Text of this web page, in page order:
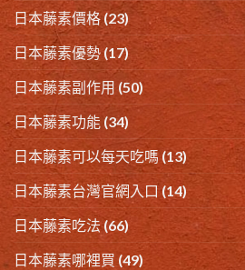
日本藤素價格(23)
日本藤素優勢 (17)
日本藤素副作用 (50)
日本藤素功能 (34)
日本藤素可以每天吃嗎 (13)
日本藤素台灣官網入口(14)
日本藤素吃法(66)
日本藤素哪裡買 (49)